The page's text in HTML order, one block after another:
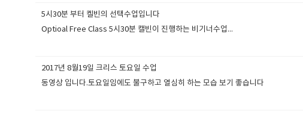
5시30분 부터 켈빈의 선택수업입니다
Optioal Free Class 5시30분 캘빈이 진행하는 비기너수업...
2017년 8월19일 크리스 토요일 수업
동영상 입니다.토요일임에도 불구하고 열심히 하는 모습 보기 좋습니다​